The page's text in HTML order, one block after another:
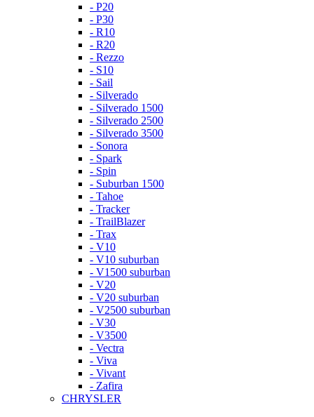
- P20
- P30
- R10
- R20
- Rezzo
- S10
- Sail
- Silverado
- Silverado 1500
- Silverado 2500
- Silverado 3500
- Sonora
- Spark
- Spin
- Suburban 1500
- Tahoe
- Tracker
- TrailBlazer
- Trax
- V10
- V10 suburban
- V1500 suburban
- V20
- V20 suburban
- V2500 suburban
- V30
- V3500
- Vectra
- Viva
- Vivant
- Zafira
CHRYSLER